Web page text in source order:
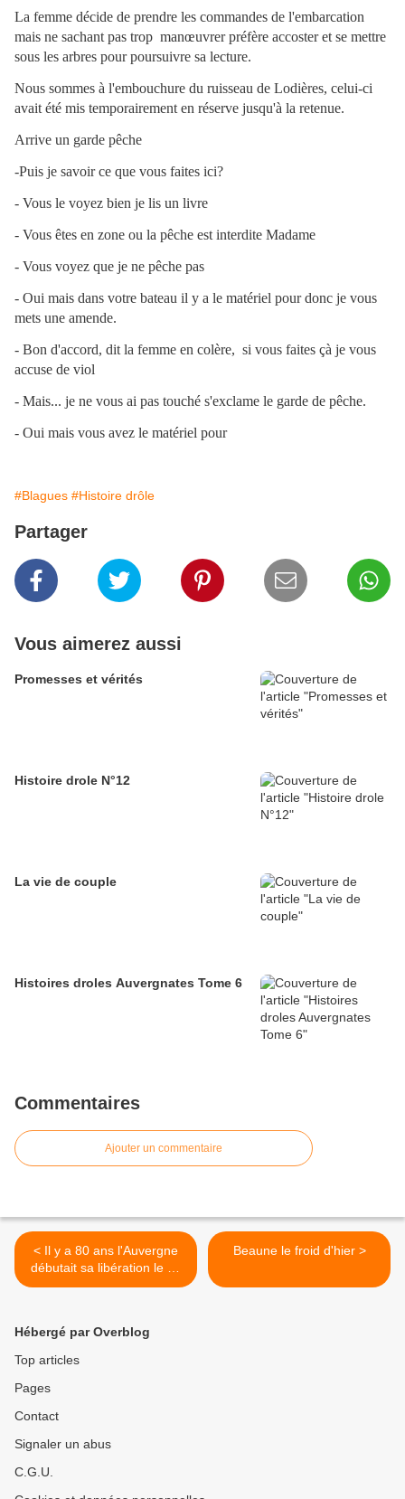
La femme décide de prendre les commandes de l'embarcation
mais ne sachant pas trop manœuvrer préfère accoster et se mettre
sous les arbres pour poursuivre sa lecture.
Nous sommes à l'embouchure du ruisseau de Lodières, celui-ci
avait été mis temporairement en réserve jusqu'à la retenue.
Arrive un garde pêche
-Puis je savoir ce que vous faites ici?
- Vous le voyez bien je lis un livre
- Vous êtes en zone ou la pêche est interdite Madame
- Vous voyez que je ne pêche pas
- Oui mais dans votre bateau il y a le matériel pour donc je vous
mets une amende.
- Bon d'accord, dit la femme en colère, si vous faites çà je vous
accuse de viol
- Mais... je ne vous ai pas touché s'exclame le garde de pêche.
- Oui mais vous avez le matériel pour
#Blagues #Histoire drôle
Partager
Vous aimerez aussi
Promesses et vérités
Histoire drole N°12
La vie de couple
Histoires droles Auvergnates Tome 6
Commentaires
Ajouter un commentaire
< Il y a 80 ans l'Auvergne
débutait sa libération le 18
Aout 1944 et était libérée le
Beaune le froid d'hier >
Hébergé par Overblog
Top articles
Pages
Contact
Signaler un abus
C.G.U.